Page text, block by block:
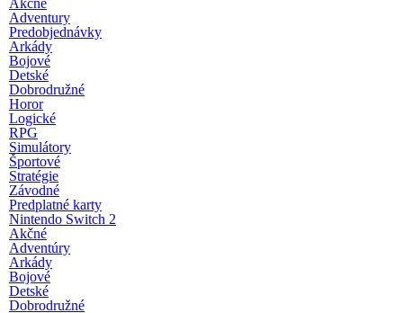
Akčné
Adventury
Predobjednávky
Arkády
Bojové
Detské
Dobrodružné
Horor
Logické
RPG
Simulátory
Športové
Stratégie
Závodné
Predplatné karty
Nintendo Switch 2
Akčné
Adventúry
Arkády
Bojové
Detské
Dobrodružné